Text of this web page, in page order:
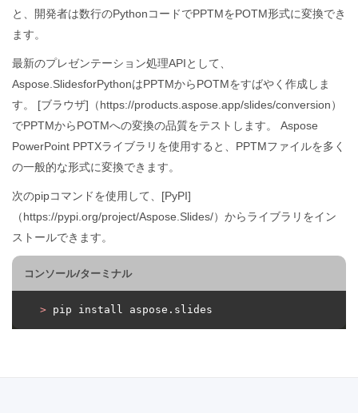
と、開発者は数行のPythonコードでPPTMをPOTM形式に変換でき
ます。
最新のプレゼンテーション処理APIとして、
Aspose.SlidesforPythonはPPTMからPOTMをすばやく作成しま
す。 [ブラウザ]（https://products.aspose.app/slides/conversion）
でPPTMからPOTMへの変換の品質をテストします。 Aspose
PowerPoint PPTXライブラリを使用すると、PPTMファイルを多く
の一般的な形式に変換できます。
次のpipコマンドを使用して、[PyPI]
（https://pypi.org/project/Aspose.Slides/）からライブラリをイン
ストールできます。
コンソール/ターミナル
> pip install aspose.slides